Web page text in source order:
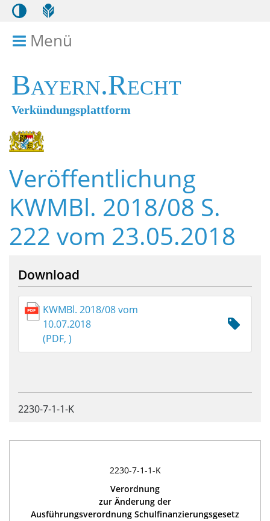
Menü
Bayern.Recht
Verkündungsplattform
Veröffentlichung
KWMBl. 2018/08 S.
222 vom 23.05.2018
Download
KWMBl. 2018/08 vom
10.07.2018
(PDF, )
2230-7-1-1-K
2230-7-1-1-K
Verordnung
zur Änderung der
Ausführungsverordnung Schulfinanzierungsgesetz